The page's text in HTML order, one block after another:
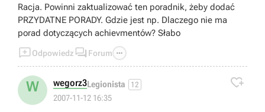
Racja. Powinni zaktualizować ten poradnik, żeby dodać
PRZYDATNE PORADY. Gdzie jest np. Dlaczego nie ma
porad dotyczących achievmentów? Słabo
Odpowiedz  Forum 
W wegorz3Legionista 12
2007-11-12 16:35
